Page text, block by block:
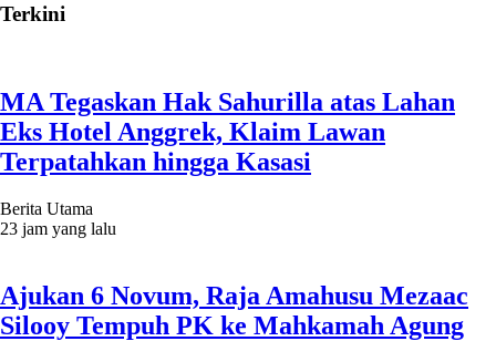
Terkini
MA Tegaskan Hak Sahurilla atas Lahan
Eks Hotel Anggrek, Klaim Lawan
Terpatahkan hingga Kasasi
Berita Utama
23 jam yang lalu
Ajukan 6 Novum, Raja Amahusu Mezaac
Silooy Tempuh PK ke Mahkamah Agung